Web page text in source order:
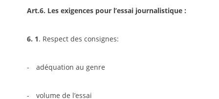
Art.6. Les exigences pour l’essai journalistique :
6. 1. Respect des consignes:
- adéquation au genre
- volume de l’essai